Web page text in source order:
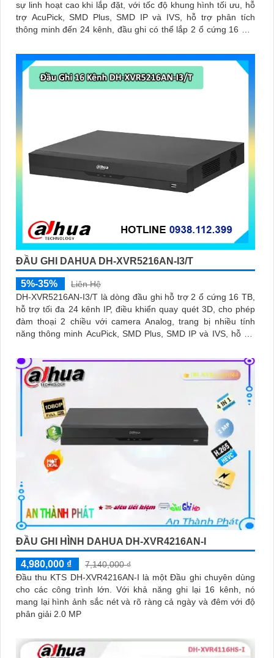
sự linh hoạt cao khi lắp đặt, với tốc độ khung hình tối ưu, hỗ
trợ AcuPick, SMD Plus, SMD IP và IVS, hỗ trợ phân tích
thông minh đến 24 kênh, đầu ghi có thể lắp 2 ổ cứng 16 TB,
ĐẦU GHI DAHUA DH-XVR5216AN-I3/T
5%-35%
Liên Hệ
DH-XVR5216AN-I3/T là dòng đầu ghi hỗ trợ 2 ổ cứng 16 TB,
hỗ trợ tối đa 24 kênh IP, điều khiển quay quét 3D, cho phép
đàm thoại 2 chiều với camera Analog, trang bị nhiều tính
năng thông minh AcuPick, SMD Plus, SMD IP và IVS, hỗ trợ
động giả
ĐẦU GHI HÌNH DAHUA DH-XVR4216AN-I
4,980,000 ₫
7,140,000 ₫
Đầu thu KTS DH-XVR4216AN-I là một Đầu ghi chuyên dùng
cho các công trình lớn. Với khả năng ghi lại 16 kênh, nó
mang lại hình ảnh sắc nét và rõ ràng cả ngày và đêm với độ
phân giải 2.0 MP